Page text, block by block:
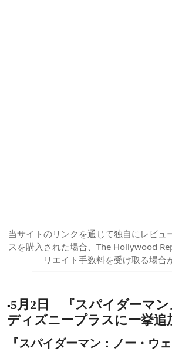
当サイトのリンクを通じて独自にレビュ
スを購入された場合、The Hollywood
リエイト手数料を受け取る場合
▪️5月2日 『スパイダーマン
ディズニープラスに一挙追
『スパイダーマン：ノー・ウ